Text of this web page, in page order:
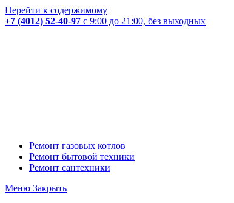
Перейти к содержимому
+7 (4012) 52-40-97 с 9:00 до 21:00, без выходных
Ремонт газовых котлов
Ремонт бытовой техники
Ремонт сантехники
Меню Закрыть